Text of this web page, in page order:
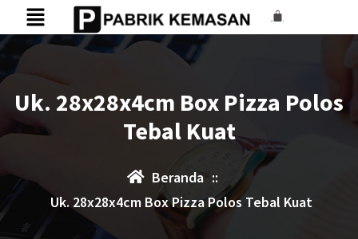
Uk. 28x28x4cm Box Pizza Polos
Tebal Kuat
Beranda ::
Uk. 28x28x4cm Box Pizza Polos Tebal Kuat